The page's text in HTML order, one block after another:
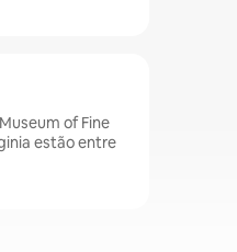
of Fine
estão entre